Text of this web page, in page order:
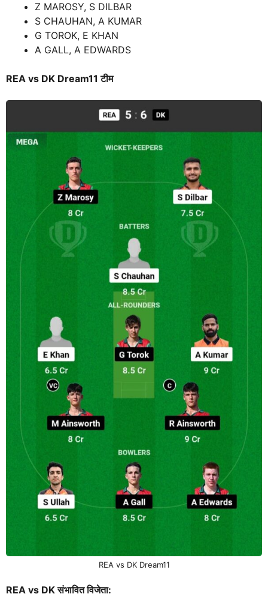
Z MAROSY, S DILBAR
S CHAUHAN, A KUMAR
G TOROK, E KHAN
A GALL, A EDWARDS
REA vs DK Dream11 टीम
REA vs DK Dream11
REA vs DK संभावित विजेता: